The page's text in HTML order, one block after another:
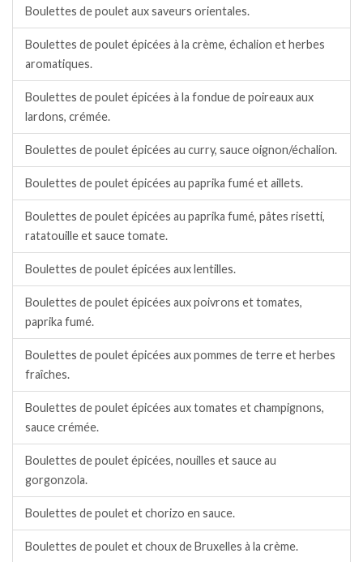
Boulettes de poulet aux saveurs orientales.
Boulettes de poulet épicées à la crème, échalion et herbes
aromatiques.
Boulettes de poulet épicées à la fondue de poireaux aux
lardons, crémée.
Boulettes de poulet épicées au curry, sauce oignon/échalion.
Boulettes de poulet épicées au paprika fumé et aillets.
Boulettes de poulet épicées au paprika fumé, pâtes risetti,
ratatouille et sauce tomate.
Boulettes de poulet épicées aux lentilles.
Boulettes de poulet épicées aux poivrons et tomates,
paprika fumé.
Boulettes de poulet épicées aux pommes de terre et herbes
fraîches.
Boulettes de poulet épicées aux tomates et champignons,
sauce crémée.
Boulettes de poulet épicées, nouilles et sauce au
gorgonzola.
Boulettes de poulet et chorizo en sauce.
Boulettes de poulet et choux de Bruxelles à la crème.